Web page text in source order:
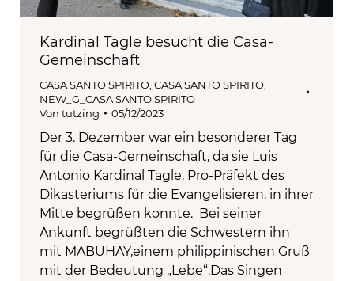
Kardinal Tagle besucht die Casa-
Gemeinschaft
CASA SANTO SPIRITO, CASA SANTO SPIRITO,
NEW_G_CASA SANTO SPIRITO
Von tutzing 05/12/2023
Der 3. Dezember war ein besonderer Tag
für die Casa-Gemeinschaft, da sie Luis
Antonio Kardinal Tagle, Pro-Präfekt des
Dikasteriums für die Evangelisieren, in ihrer
Mitte begrüßen konnte. Bei seiner
Ankunft begrüßten die Schwestern ihn
mit MABUHAY,einem philippinischen Gruß
mit der Bedeutung „Lebe“.Das Singen